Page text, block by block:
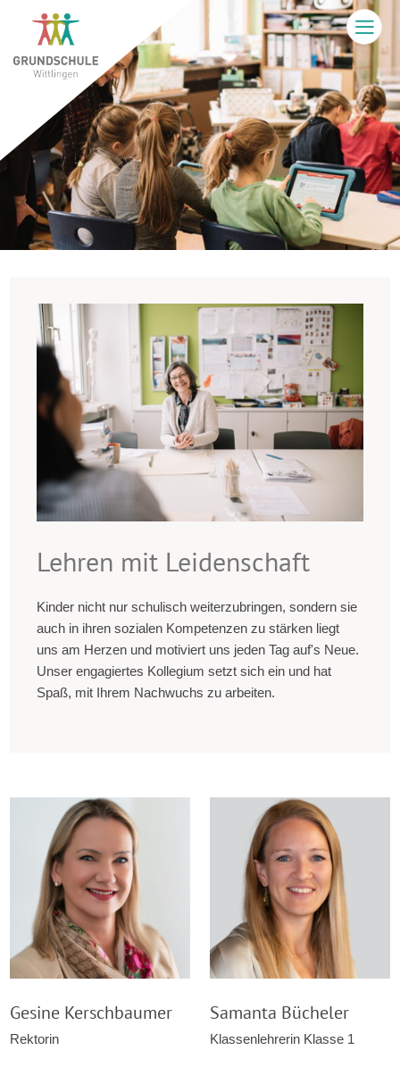
Lehren mit Leidenschaft
Kinder nicht nur schulisch weiterzubringen, sondern sie
auch in ihren sozialen Kompetenzen zu stärken liegt
uns am Herzen und motiviert uns jeden Tag auf's Neue.
Unser engagiertes Kollegium setzt sich ein und hat
Spaß, mit Ihrem Nachwuchs zu arbeiten.
Gesine Kerschbaumer
Rektorin
Samanta Bücheler
Klassenlehrerin Klasse 1